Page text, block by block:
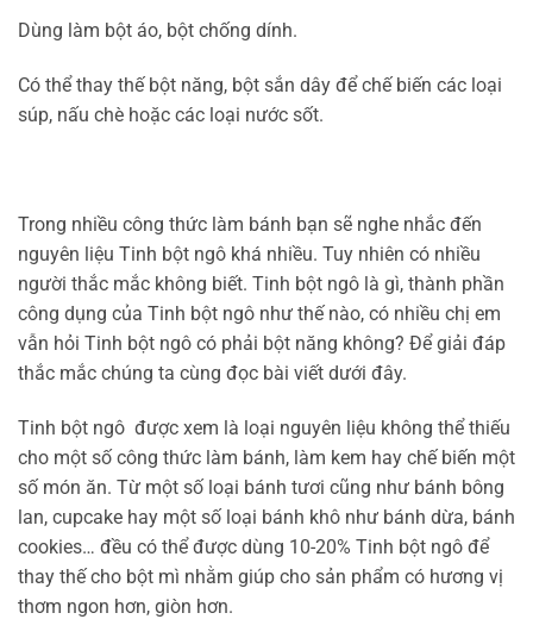
Dùng làm bột áo, bột chống dính.
Có thể thay thế bột năng, bột sắn dây để chế biến các loại
súp, nấu chè hoặc các loại nước sốt.
Trong nhiều công thức làm bánh bạn sẽ nghe nhắc đến
nguyên liệu Tinh bột ngô khá nhiều. Tuy nhiên có nhiều
người thắc mắc không biết. Tinh bột ngô là gì, thành phần
công dụng của Tinh bột ngô như thế nào, có nhiều chị em
vẫn hỏi Tinh bột ngô có phải bột năng không? Để giải đáp
thắc mắc chúng ta cùng đọc bài viết dưới đây.
Tinh bột ngô được xem là loại nguyên liệu không thể thiếu
cho một số công thức làm bánh, làm kem hay chế biến một
số món ăn. Từ một số loại bánh tươi cũng như bánh bông
lan, cupcake hay một số loại bánh khô như bánh dừa, bánh
cookies… đều có thể được dùng 10-20% Tinh bột ngô để
thay thế cho bột mì nhằm giúp cho sản phẩm có hương vị
thơm ngon hơn, giòn hơn.